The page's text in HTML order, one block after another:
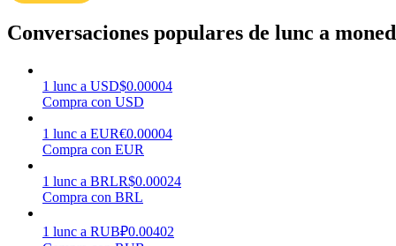
Estrategias comerciales
Aprenda cómo mantenerse rentable
Conversaciones populares de lunc a
1 lunc a USD$0.00004
Compra con USD
1 lunc a EUR€0.00004
Compra con EUR
1 lunc a BRLR$0.00024
Compra con BRL
1 lunc a RUB₽0.00402